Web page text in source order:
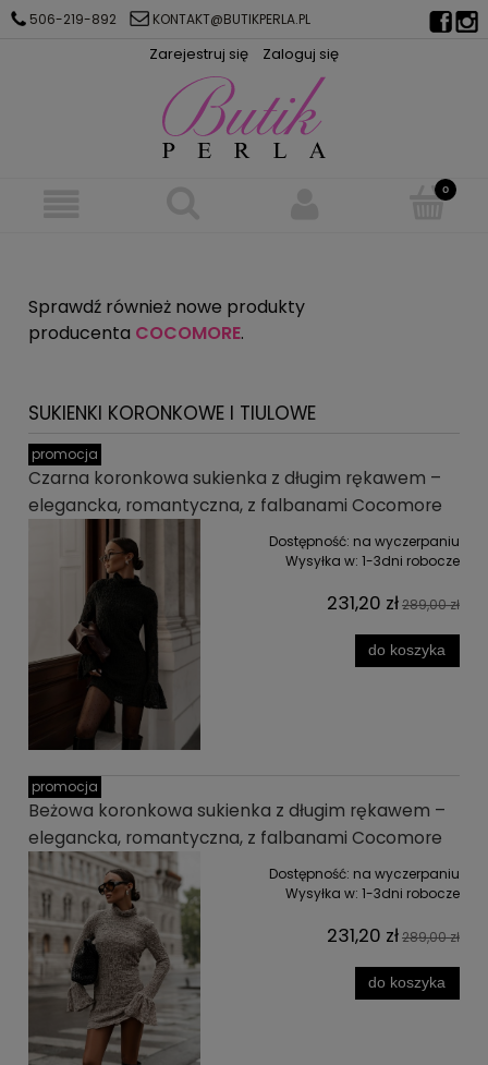
506-219-892 KONTAKT@BUTIKPERLA.PL
Zarejestruj się Zaloguj się
Sprawdź również nowe produkty
producenta COCOMORE.
SUKIENKI KORONKOWE I TIULOWE
Czarna koronkowa sukienka z długim rękawem –
elegancka, romantyczna, z falbanami Cocomore
Dostępność: na wyczerpaniu
Wysyłka w: 1-3dni robocze
231,20 zł289,00 zł
do koszyka
promocja
Beżowa koronkowa sukienka z długim rękawem –
elegancka, romantyczna, z falbanami Cocomore
Dostępność: na wyczerpaniu
Wysyłka w: 1-3dni robocze
231,20 zł289,00 zł
do koszyka
promocja